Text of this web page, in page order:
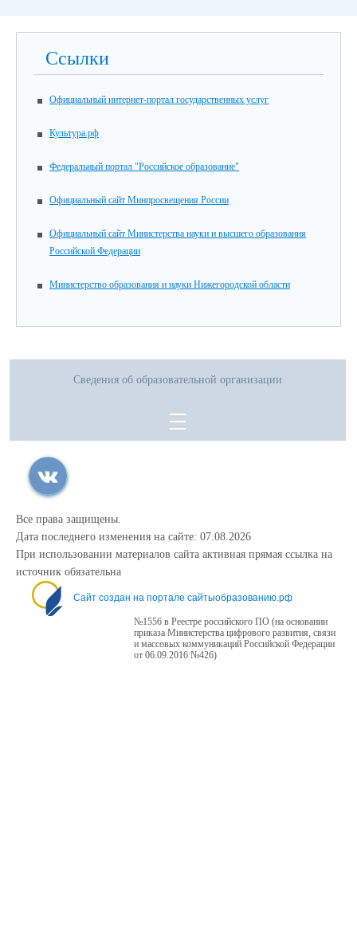
Ссылки
Официальный интернет-портал государственных услуг
Культура.рф
Федеральный портал "Российское образование"
Официальный сайт Минпросвещения России
Официальный сайт Министерства науки и высшего образования
Российской Федерации
Министерство образования и науки Нижегородской области
Сведения об образовательной организации
Все права защищены.
Дата последнего изменения на сайте: 07.08.2026
При использовании материалов сайта активная прямая ссылка на
источник обязательна
Сайт создан на портале сайтыобразованию.рф
№1556 в Реестре российского ПО (на основании
приказа Министерства цифрового развития, связи
и массовых коммуникаций Российской Федерации
от 06.09.2016 №426)